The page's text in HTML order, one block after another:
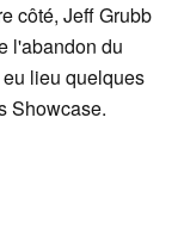
côté, Jeff Grubb
l'abandon du
lieu quelques
Showcase.